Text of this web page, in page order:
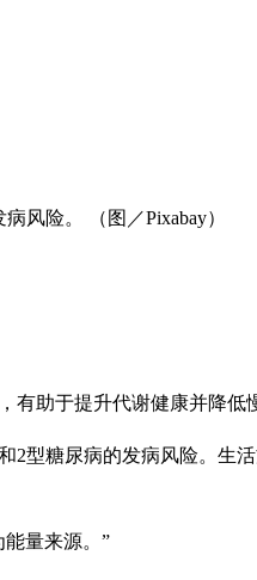
风险。 （图／Pixabay）
助于提升代谢健康并降低
2型糖尿病的发病风险。生
量来源。”